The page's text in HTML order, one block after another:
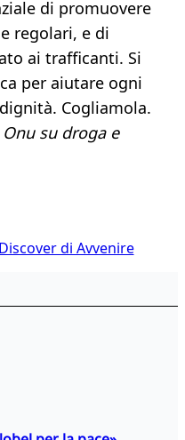
di promuovere
regolari, e di
ai trafficanti. Si
per aiutare ogni
Cogliamola.
su droga e
di Avvenire